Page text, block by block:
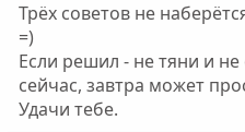
Трёх советов не
=)
Если решил - не тяни и
сейчас, завтра может
Удачи тебе.